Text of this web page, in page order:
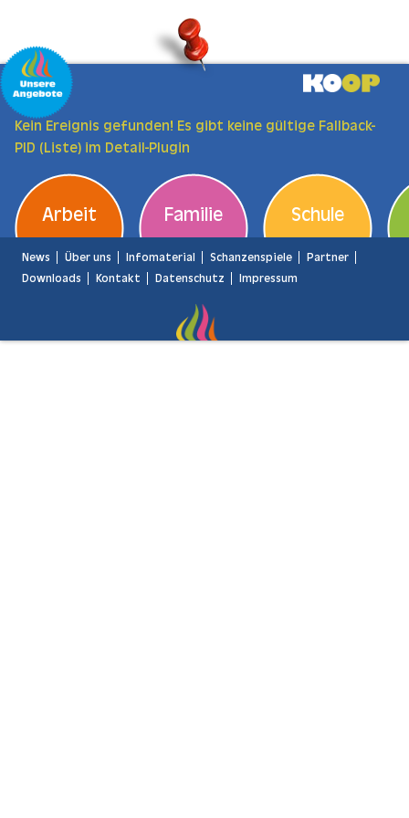
Zum Hauptinhalt springen
Kein Ereignis gefunden! Es gibt keine gültige Fallback-
PID (Liste) im Detail-Plugin
Arbeit Familie Schule
News Über uns Infomaterial Schanzenspiele
Partner
Downloads
Kontakt Datenschutz Impressum